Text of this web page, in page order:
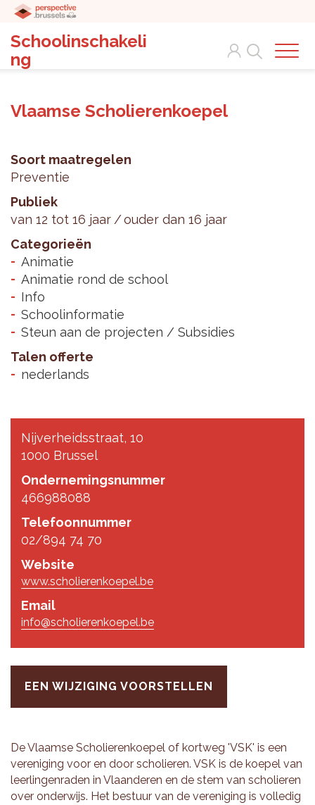
Schoolinschakeli
ng
Search
Vlaamse Scholierenkoepel
Soort maatregelen
Preventie
Publiek
van 12 tot 16 jaar
ouder dan 16 jaar
Categorieën
Animatie
Animatie rond de school
Info
Schoolinformatie
Steun aan de projecten / Subsidies
Talen offerte
nederlands
Nijverheidsstraat, 10
1000 Brussel
Ondernemingsnummer
466988088
Telefoonnummer
02/894 74 70
Website
www.scholierenkoepel.be
Email
info@scholierenkoepel.be
EEN WIJZIGING VOORSTELLEN
De Vlaam­se Scho­lie­ren­koe­pel of kort­weg 'VSK' is een
ver­e­ni­ging voor en door scho­lie­ren. VSK is de koe­pel van
leer­lin­gen­ra­den in Vlaan­de­ren en de stem van scho­lie­ren
over on­der­wijs. Het be­stuur van de ver­e­ni­ging is vol­le­dig